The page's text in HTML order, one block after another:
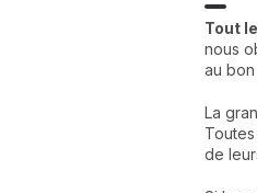
Tout
nous
au bon
La
de